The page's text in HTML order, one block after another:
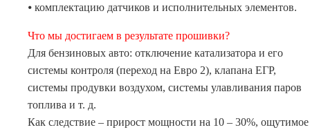
⦁ комплектацию датчиков и исполнительных элементов.
Что мы достигаем в результате прошивки?
Для бензиновых авто: отключение катализатора и его
системы контроля (переход на Евро 2), клапана ЕГР,
системы продувки воздухом, системы улавливания паров
топлива и т. д.
Как следствие – прирост мощности на 10 – 30%, ощутимое